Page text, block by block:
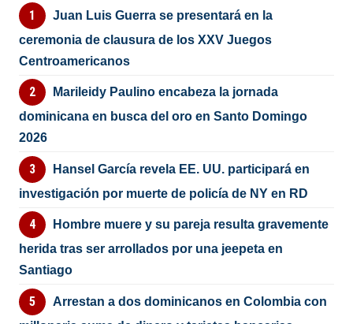
Juan Luis Guerra se presentará en la
ceremonia de clausura de los XXV Juegos
Centroamericanos
Marileidy Paulino encabeza la jornada
dominicana en busca del oro en Santo Domingo
2026
Hansel García revela EE. UU. participará en
investigación por muerte de policía de NY en RD
Hombre muere y su pareja resulta gravemente
herida tras ser arrollados por una jeepeta en
Santiago
Arrestan a dos dominicanos en Colombia con